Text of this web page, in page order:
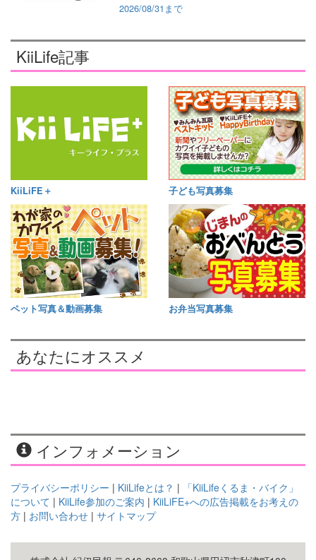
2026/08/31まで
KiiLife記事
KiiLiFE＋ 子ども写真募集
ペット写真＆動画募集 お弁当写真募集
あなたにオススメ
インフォメーション
プライバシーポリシー | KiiLifeとは？ |
「KiiLifeくるま・バイク」
について | KiiLife参加のご案内 | KiiLiFE+への広告掲載をお考えの
方 | お問い合わせ | サイトマップ